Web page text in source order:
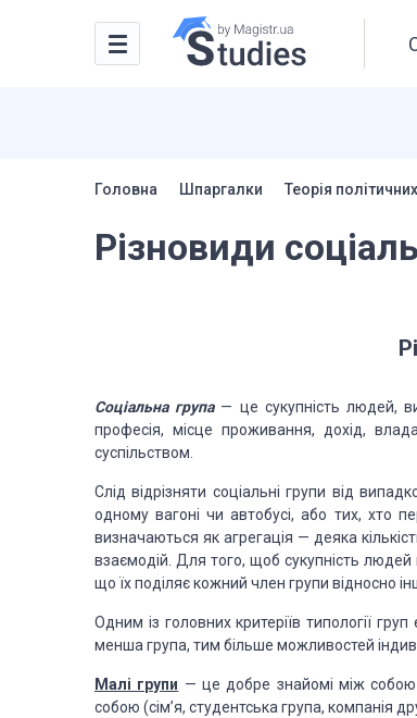
Головна Шпаргалки Теорія
Різновиди
Соціальна група— це сукупність людей,
професія, місце проживання, дохід,
суспільством.
Слід відрізняти соціальні групи від
одному вагоні чи автобусі, або тих, хто
визначаються як агрегація — деяка
взаємодій. Для то­го, щоб сукупність людей
що їх поділяє кожний член групи відносно
Одним із головних критеріїв типології груп
менша група, тим більше можливостей
Малі групи — це добре знайомі між собою
собою (сім’я, студентська група, компанія